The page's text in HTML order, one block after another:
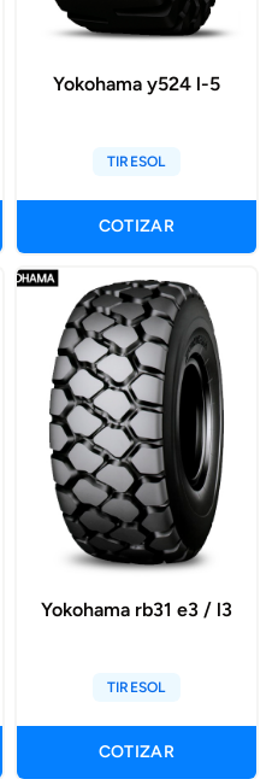
Yokohama y524 l-5
TIRESOL
COTIZAR
Yokohama rb31 e3 / l3
TIRESOL
COTIZAR